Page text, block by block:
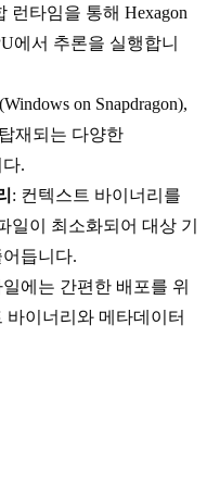
런타임을 통해 Hexagon
에서 추론을 실행합니
on Snapdragon),
재되는 다양한
.
: 컨텍스트 바이너리를
일이 최소화되어 대상 기
듭니다.
에는 간편한 배포를 위
이너리와 메타데이터